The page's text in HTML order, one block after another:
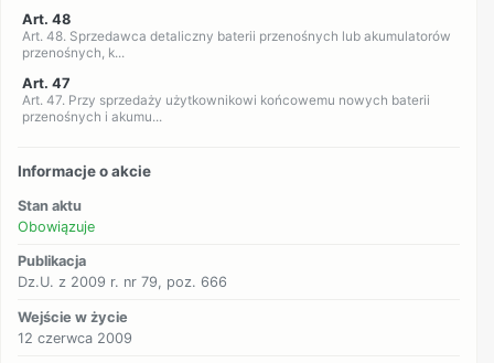
Art. 48
Art. 48. Sprzedawca detaliczny baterii przenośnych lub akumulatorów
przenośnych, k...
Art. 47
Art. 47. Przy sprzedaży użytkownikowi końcowemu nowych baterii
przenośnych i akumu...
Informacje o akcie
Stan aktu
Obowiązuje
Publikacja
Dz.U. z 2009 r. nr 79, poz. 666
Wejście w życie
12 czerwca 2009